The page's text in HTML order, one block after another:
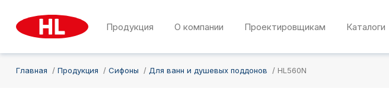
Продукция О компании Проектировщикам Каталоги
Главная Продукция Сифоны Для ванн и душевых поддонов HL560N